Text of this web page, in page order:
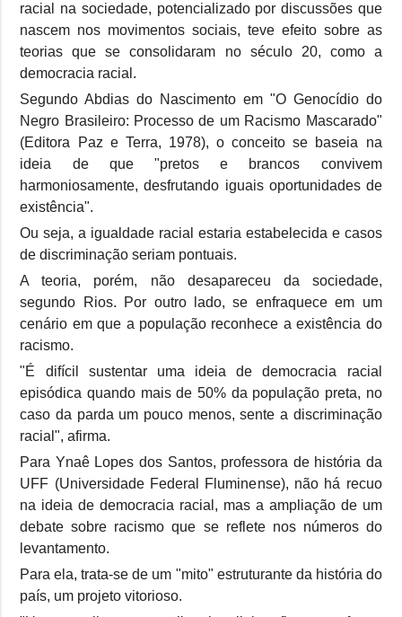
racial na sociedade, potencializado por discussões que
nascem nos movimentos sociais, teve efeito sobre as
teorias que se consolidaram no século 20, como a
democracia racial.
Segundo Abdias do Nascimento em "O Genocídio do
Negro Brasileiro: Processo de um Racismo Mascarado"
(Editora Paz e Terra, 1978), o conceito se baseia na
ideia de que "pretos e brancos convivem
harmoniosamente, desfrutando iguais oportunidades de
existência".
Ou seja, a igualdade racial estaria estabelecida e casos
de discriminação seriam pontuais.
A teoria, porém, não desapareceu da sociedade,
segundo Rios. Por outro lado, se enfraquece em um
cenário em que a população reconhece a existência do
racismo.
"É difícil sustentar uma ideia de democracia racial
episódica quando mais de 50% da população preta, no
caso da parda um pouco menos, sente a discriminação
racial", afirma.
Para Ynaê Lopes dos Santos, professora de história da
UFF (Universidade Federal Fluminense), não há recuo
na ideia de democracia racial, mas a ampliação de um
debate sobre racismo que se reflete nos números do
levantamento.
Para ela, trata-se de um "mito" estruturante da história do
país, um projeto vitorioso.